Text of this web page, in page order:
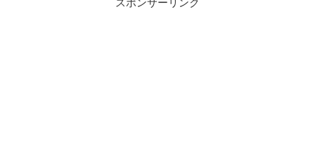
スポンサーリンク